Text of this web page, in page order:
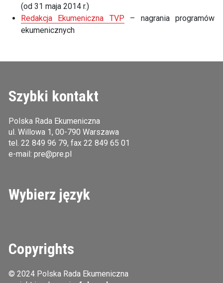
(od 31 maja 2014 r.)
Redakcja Ekumeniczna TVP – nagrania programów
ekumenicznych
Szybki kontakt
Polska Rada Ekumeniczna
ul. Willowa 1, 00-790 Warszawa
tel. 22 849 96 79, fax 22 849 65 01
e-mail: pre@pre.pl
Wybierz język
Copyrights
© 2024 Polska Rada Ekumeniczna